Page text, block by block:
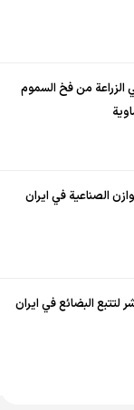
الزراعة من فخ السموم
الصناعية في ايران
لتتبع البضائع في ايران